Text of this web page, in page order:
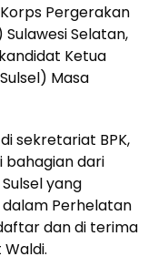
Pergerakan
Selatan,
Ketua
Masa
sekretariat BPK,
bahagian dari
yang
Perhelatan
dan di terima